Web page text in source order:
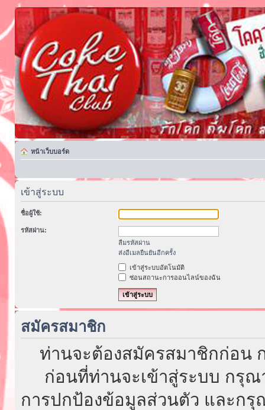
หน้าเว็บบอร์ด
เข้าสู่ระบบ
ชื่อผู้ใช้:
รหัสผ่าน:
ลืมรหัสผ่าน
ส่งอีเมลยืนยันอีกครั้ง
เข้าสู่ระบบอัตโนมัติ
ซ่อนสถานะการออนไลน์ของฉัน
สมัครสมาชิก
ท่านจะต้องสมัครสมาชิกก่อน
ก่อนที่ท่านจะเข้าสู่ระบบ กรุณ
การปกป้องข้อมูลส่วนตัว และก